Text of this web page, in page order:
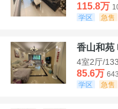
115.8万
学区
急售
香山和苑
4室2厅/
85.6万
学区
急售